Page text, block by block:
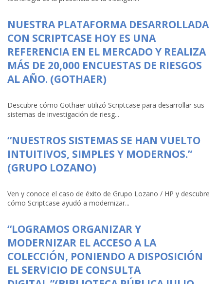
NUESTRA PLATAFORMA DESARROLLADA
CON SCRIPTCASE HOY ES UNA
REFERENCIA EN EL MERCADO Y REALIZA
MÁS DE 20,000 ENCUESTAS DE RIESGOS
AL AÑO. (GOTHAER)
Descubre cómo Gothaer utilizó Scriptcase para desarrollar sus
sistemas de investigación de riesg...
“NUESTROS SISTEMAS SE HAN VUELTO
INTUITIVOS, SIMPLES Y MODERNOS.”
(GRUPO LOZANO)
Ven y conoce el caso de éxito de Grupo Lozano / HP y descubre
cómo Scriptcase ayudó a modernizar...
“LOGRAMOS ORGANIZAR Y
MODERNIZAR EL ACCESO A LA
COLECCIÓN, PONIENDO A DISPOSICIÓN
EL SERVICIO DE CONSULTA